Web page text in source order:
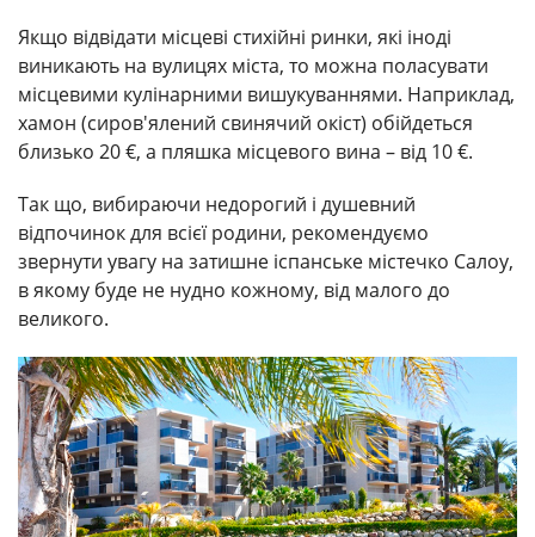
Якщо відвідати місцеві стихійні ринки, які іноді
виникають на вулицях міста, то можна поласувати
місцевими кулінарними вишукуваннями. Наприклад,
хамон (сиров'ялений свинячий окіст) обійдеться
близько 20 €, а пляшка місцевого вина – від 10 €.
Так що, вибираючи недорогий і душевний
відпочинок для всієї родини, рекомендуємо
звернути увагу на затишне іспанське містечко Салоу,
в якому буде не нудно кожному, від малого до
великого.